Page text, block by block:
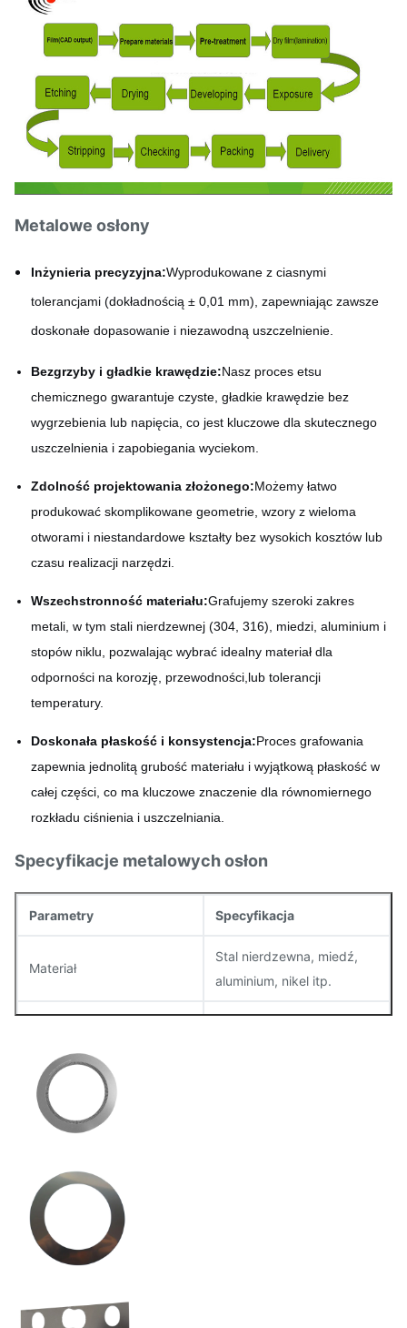
Metalowe osłony
Inżynieria precyzyjna:Wyprodukowane z ciasnymi
tolerancjami (dokładnością ± 0,01 mm), zapewniając zawsze
doskonałe dopasowanie i niezawodną uszczelnienie.
Bezgrzyby i gładkie krawędzie:Nasz proces etsu
chemicznego gwarantuje czyste, gładkie krawędzie bez
wygrzebienia lub napięcia, co jest kluczowe dla skutecznego
uszczelnienia i zapobiegania wyciekom.
Zdolność projektowania złożonego:Możemy łatwo
produkować skomplikowane geometrie, wzory z wieloma
otworami i niestandardowe kształty bez wysokich kosztów lub
czasu realizacji narzędzi.
Wszechstronność materiału:Grafujemy szeroki zakres
metali, w tym stali nierdzewnej (304, 316), miedzi, aluminium i
stopów niklu, pozwalając wybrać idealny materiał dla
odporności na korozję, przewodności,lub tolerancji
temperatury.
Doskonała płaskość i konsystencja:Proces grafowania
zapewnia jednolitą grubość materiału i wyjątkową płaskość w
całej części, co ma kluczowe znaczenie dla równomiernego
rozkładu ciśnienia i uszczelniania.
Specyfikacje metalowych osłon
Parametry Specyfikacja
Materiał
Stal nierdzewna, miedź,
aluminium, nikel itp.
Tolerancja
Wykończenie powierzchni
Wielkość